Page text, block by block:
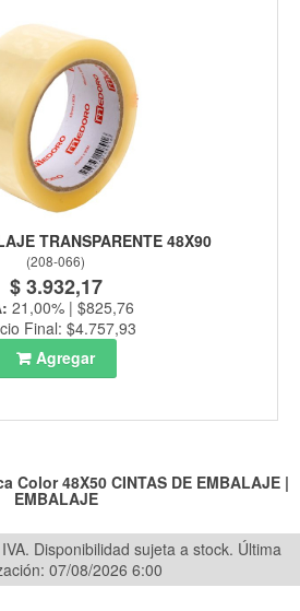
TRANSPARENTE 48X90
(208-066)
$ 3.932,17
21,00% | $825,76
Final: $4.757,93
Agregar
Color 48X50 CINTAS DE EMBALAJE |
EMBALAJE
Disponibilidad sujeta a stock. Última
07/08/2026 6:00